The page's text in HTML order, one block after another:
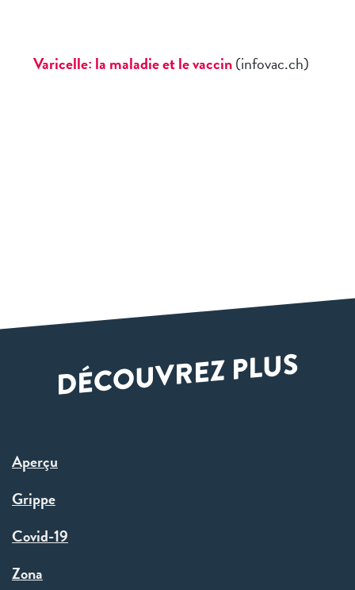
Varicelle: la maladie et le vaccin(infovac.ch)
DÉCOUVREZ PLUS
Aperçu
Grippe
Covid-19
Zona